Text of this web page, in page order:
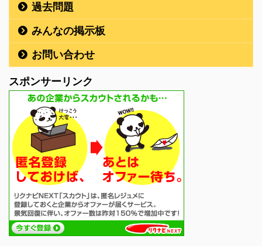
過去問題
みんなの掲示板
お問い合わせ
スポンサーリンク